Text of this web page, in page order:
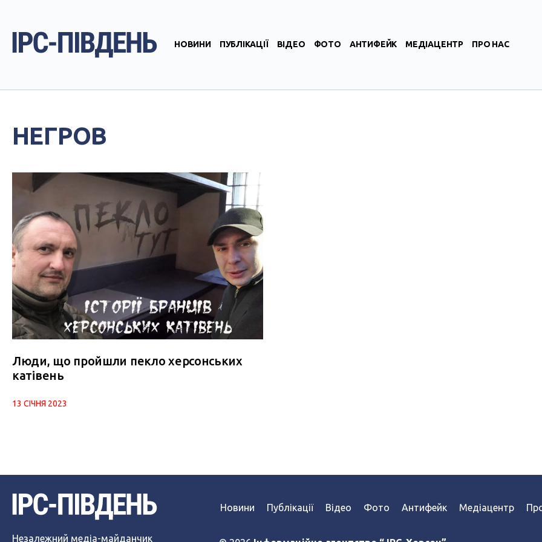
НОВИНИ ПУБЛІКАЦІЇ ВІДЕО ФОТО АНТИФЕЙК МЕДІАЦЕНТР ПРО НАС
НЕГРОВ
Люди, що пройшли пекло херсонських
катівень
13 СІЧНЯ 2023
Незалежний медіа-майданчик
Новини Публікації Відео Фото Антифейк Медіацентр